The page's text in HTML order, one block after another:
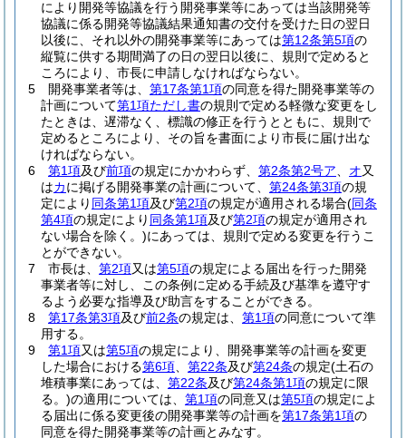
により開発等協議を行う開発事業等にあっては当該開発等
協議に係る開発等協議結果通知書の交付を受けた日の翌日
以後に、それ以外の開発事業等にあっては第12条第5項の
縦覧に供する期間満了の日の翌日以後に、規則で定めると
ころにより、市長に申請しなければならない。
5
開発事業者等は、 第17条第1項の同意を得た開発事業等の
計画について第1項ただし書の規則で定める軽微な変更をし
たときは、遅滞なく、標識の修正を行うとともに、規則で
定めるところにより、その旨を書面により市長に届け出な
ければならない。
6
第1項及び前項の規定にかかわらず、 第2条第2号ア オ又
はカに掲げる開発事業の計画について、 第24条第3項の規
定により 同条第1項及び第2項の規定が適用される場合(同条
第4項の規定により 同条第1項及び第2項の規定が適用され
ない場合を除く。)にあっては、規則で定める変更を行うこ
とができない。
7
市長は、 第2項又は第5項の規定による届出を行った開発
事業者等に対し、この条例に定める手続及び基準を遵守す
るよう必要な指導及び助言をすることができる。
8
第17条第3項及び前2条の規定は、 第1項の同意について準
用する。
9
第1項又は第5項の規定により、開発事業等の計画を変更
した場合における第6項 第22条及び第24条の規定(土石の
堆積事業にあっては、 第22条及び第24条第1項の規定に限
る。)の適用については、 第1項の同意又は第5項の規定によ
る届出に係る変更後の開発事業等の計画を第17条第1項の
同意を得た開発事業等の計画とみなす。